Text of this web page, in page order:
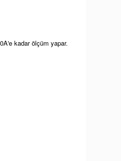
kadar ölçüm yapar.